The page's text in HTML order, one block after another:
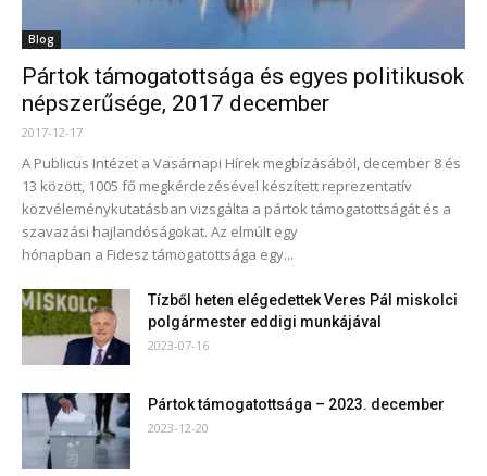
Blog
Pártok támogatottsága és egyes politikusok
népszerűsége, 2017 december
2017-12-17
A Publicus Intézet a Vasárnapi Hírek megbízásából, december 8 és
13 között, 1005 fő megkérdezésével készített reprezentatív
közvéleménykutatásban vizsgálta a pártok támogatottságát és a
szavazási hajlandóságokat. Az elmúlt egy
hónapban a Fidesz támogatottsága egy...
Tízből heten elégedettek Veres Pál miskolci
polgármester eddigi munkájával
2023-07-16
Pártok támogatottsága – 2023. december
2023-12-20